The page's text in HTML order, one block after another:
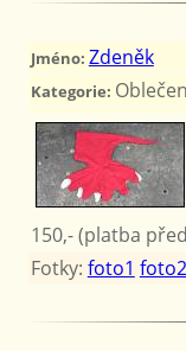
Jméno: Zdeněk
Kategorie:
150,- (platba
Fotky: foto1 foto2